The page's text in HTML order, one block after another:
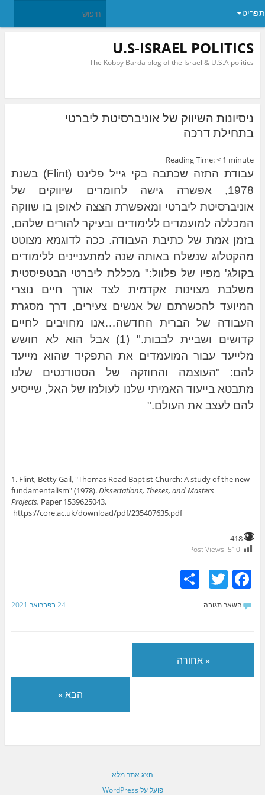
תפריט
U.S-ISRAEL POLITICS
The Kobby Barda blog of the Israel & U.S.A politics
ניסיונות השיווק של אוניברסיטת ליברטי
בתחילת דרכה
Reading Time:< 1 minute
עבודת התזה שכתבה בקי גייל פלינט (Flint) בשנת
1978, אפשרה גישה לחומרים שיווקים של
אוניברסיטת ליברטי ומאפשרת הצצה לאופן בו שווקה
המכללה למועמדים ללימודים ובעיקר להורים שלהם,
בזמן אמת של כתיבת העבודה. ככה לדוגמא מצוטט
מהקטלוג שנשלח באותה שנה למתעניינים ללימודים
בקולג' מפיו של פלוול:" מכללת ליברטי הבטפיסטית
משלבת מצוינות אקדמית לצד אורך חיים נוצרי
המיועד להכשרתם של אנשים צעירים, דרך מסגרת
העבודה של הברית החדשה…אנו מחויבים לחיים
קדושים ושביית לבבות." (1) אבל הוא לא חושש
מלייעד עבור המועמדים את התפקיד שהוא מייעד
להם: "העוצמה והחוזקה של הסטודנטים שלנו
מתבטא בייעוד האמיתי שלנו לעולמו של האל, שייסיע
להם לעצב את העולם."
1. Flint, Betty Gail, "Thomas Road Baptist Church: A study of the new
fundamentalism" (1978).Dissertations, Theses, and Masters
Projects. Paper 1539625043.
https://core.ac.uk/download/pdf/235407635.pdf
418
Post Views: 510
F
a
o
T
w
S
24 בפברואר 2021 השאר תגובה
« אחורה
הבא »
הצג אתר מלא
פועל על WordPress